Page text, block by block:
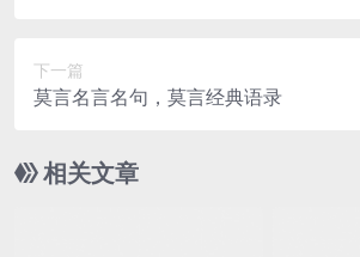
下一篇
莫言名言名句，莫言经典语录
相关文章